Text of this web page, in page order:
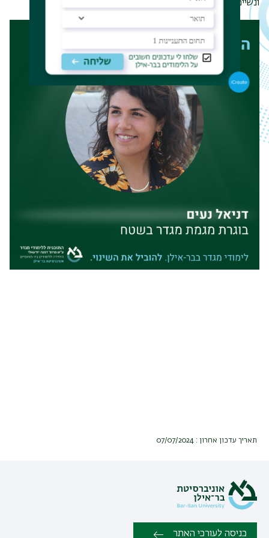
ונשיים מגוונים.
תאריך עדכון אחרון : 07/07/2024
כניסה לעורכי האתר